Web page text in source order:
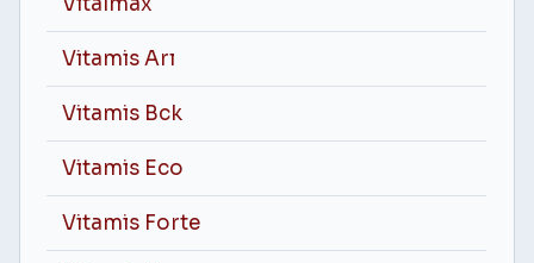
Vitamis Arı
Vitamis Bck
Vitamis Eco
Vitamis Forte